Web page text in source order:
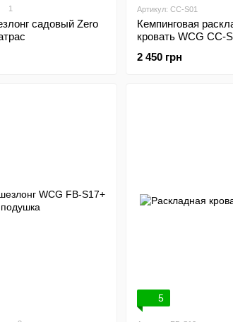
1
садовый Zero
Артикул: CC-S01
Кемпинговая
кровать WCG CC-
2 450 грн
5